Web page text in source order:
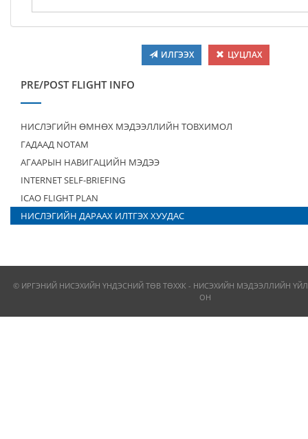
ИЛГЭЭХ ЦУЦЛАХ
PRE/POST FLIGHT INFO
НИСЛЭГИЙН ӨМНӨХ МЭДЭЭЛЛИЙН ТОВХИМОЛ
ГАДААД NOTAM
АГААРЫН НАВИГАЦИЙН МЭДЭЭ
INTERNET SELF-BRIEFING
ICAO FLIGHT PLAN
НИСЛЭГИЙН ДАРААХ ИЛТГЭХ ХУУДАС
© ИРГЭНИЙ НИСЭХИЙН ҮНДЭСНИЙ ТӨВ ТӨХХК - НИСЭХИЙН МЭДЭЭЛЛИЙН
ОН